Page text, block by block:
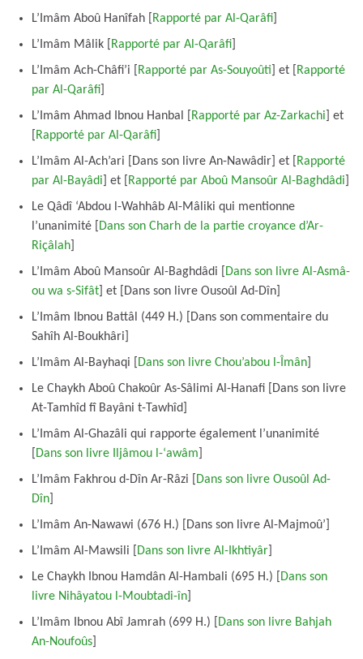
L’Imâm Aboû Hanîfah [
Rapporté par Al-Qarâfi
L’Imâm Mâlik [
Rapporté par Al-Qarâfi
L’Imâm Ach-Châfi’i [
Rapporté par As-Souyoûti ] et [
Rapporté
par Al-Qarâfi
L’Imâm Ahmad Ibnou Hanbal [
Rapporté par Az-Zarkachi ] et
Rapporté par Al-Qarâfi
L’Imâm Al-Ach’ari [Dans son livre An-Nawâdir] et [
Rapporté
par Al-Bayâdi ] et [ Rapporté par Aboû Mansoûr Al-Baghdâdi
Le Qâdî ‘Abdou l-Wahhâb Al-Mâliki qui mentionne
l’unanimité [
Dans son Charh de la partie croyance d’Ar-
Riçâlah
L’Imâm Aboû Mansoûr Al-Baghdâdi [
Dans son livre Al-Asmâ-
ou wa s-Sifât ] et [Dans son livre Ousoûl Ad-Dîn]
L’Imâm Ibnou Battâl (449 H.) [Dans son commentaire du
Sahîh Al-Boukhâri]
L’Imâm Al-Bayhaqi [
Dans son livre Chou’abou l-Îmân
Le Chaykh Aboû Chakoûr As-Sâlimi Al-Hanafi [Dans son livre
At-Tamhîd fî Bayâni t-Tawhîd]
L’Imâm Al-Ghazâli qui rapporte également l’unanimité
Dans son livre Iljâmou l-‘awâm
L’Imâm Fakhrou d-Dîn Ar-Râzi [
Dans son livre Ousoûl Ad-
Dîn
L’Imâm An-Nawawi (676 H.) [Dans son livre Al-Majmoû’]
L’Imâm Al-Mawsili [
Dans son livre Al-Ikhtiyâr
Le Chaykh Ibnou Hamdân Al-Hambali (695 H.) [
Dans son
livre Nihâyatou l-Moubtadi-în
L’Imâm Ibnou Abî Jamrah (699 H.) [
Dans son livre Bahjah
An-Noufoûs